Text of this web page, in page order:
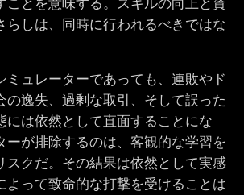
ことを意味する。スキルの向上と資
らしは、同時に行われるべきではな
ミュレーターであっても、連敗やド
の逸失、過剰な取引、そして誤った
には依然として直面することにな
ーが排除するのは、客観的な学習を
スクだ。その結果は依然として実感
よって致命的な打撃を受けることは